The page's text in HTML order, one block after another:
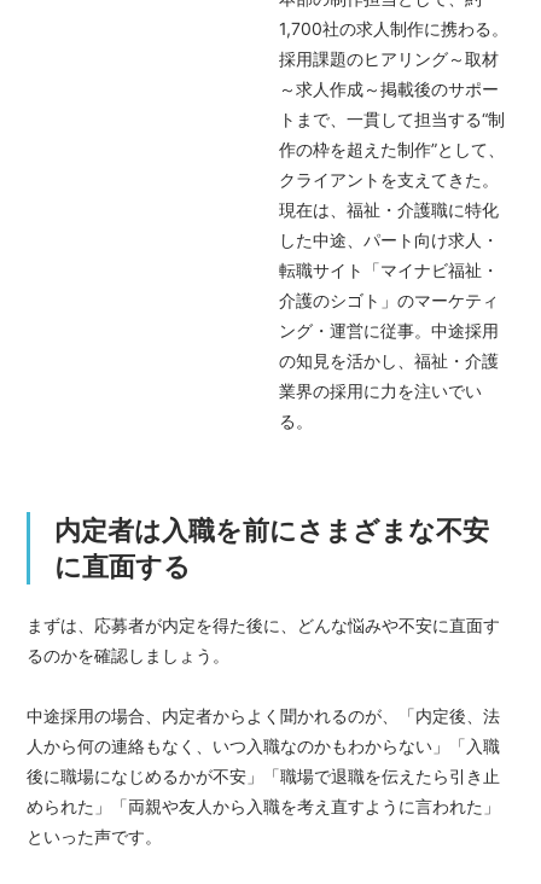
1,700社の求人制作に携わる。
採用課題のヒアリング～取材
～求人作成～掲載後のサポー
トまで、一貫して担当する“制
作の枠を超えた制作”として、
クライアントを支えてきた。
現在は、福祉・介護職に特化
した中途、パート向け求人・
転職サイト「マイナビ福祉・
介護のシゴト」のマーケティ
ング・運営に従事。中途採用
の知見を活かし、福祉・介護
業界の採用に力を注いでい
る。
内定者は入職を前にさまざまな不安
に直面する
まずは、応募者が内定を得た後に、どんな悩みや不安に直面す
るのかを確認しましょう。
中途採用の場合、内定者からよく聞かれるのが、「内定後、法
人から何の連絡もなく、いつ入職なのかもわからない」「入職
後に職場になじめるかが不安」「職場で退職を伝えたら引き止
められた」「両親や友人から入職を考え直すように言われた」
といった声です。